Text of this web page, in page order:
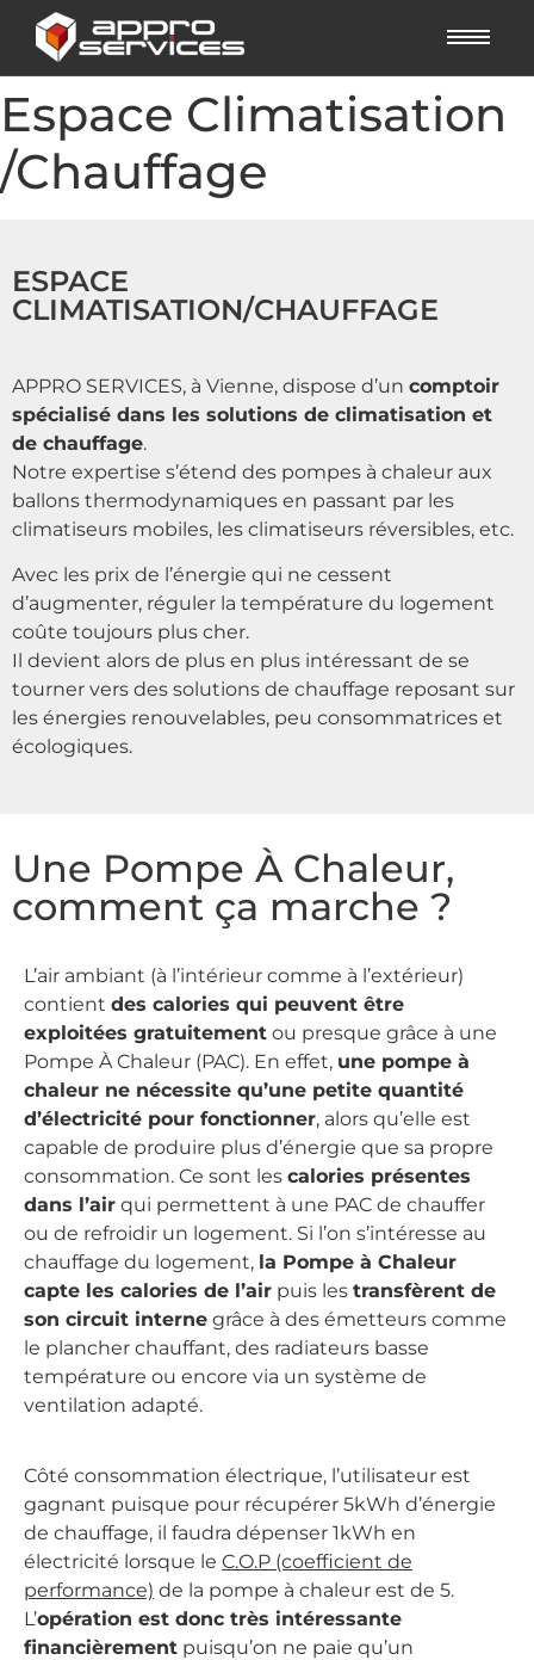
Espace Climatisation
/Chauffage
ESPACE
CLIMATISATION/CHAUFFAGE
APPRO SERVICES, à Vienne, dispose d’un comptoir
spécialisé dans les solutions de climatisation et
de chauffage.
Notre expertise s’étend des pompes à chaleur aux
ballons thermodynamiques en passant par les
climatiseurs mobiles, les climatiseurs réversibles, etc.
Avec les prix de l’énergie qui ne cessent
d’augmenter, réguler la température du logement
coûte toujours plus cher.
Il devient alors de plus en plus intéressant de se
tourner vers des solutions de chauffage reposant sur
les énergies renouvelables, peu consommatrices et
écologiques.
Une Pompe À Chaleur,
comment ça marche ?
L’air ambiant (à l’intérieur comme à l’extérieur)
contient des calories qui peuvent être
exploitées gratuitement ou presque grâce à une
Pompe À Chaleur (PAC). En effet, une pompe à
chaleur ne nécessite qu’une petite quantité
d’électricité pour fonctionner, alors qu’elle est
capable de produire plus d’énergie que sa propre
consommation. Ce sont les calories présentes
dans l’air qui permettent à une PAC de chauffer
ou de refroidir un logement. Si l’on s’intéresse au
chauffage du logement, la Pompe à Chaleur
capte les calories de l’air puis les transfèrent de
son circuit interne grâce à des émetteurs comme
le plancher chauffant, des radiateurs basse
température ou encore via un système de
ventilation adapté.
Côté consommation électrique, l’utilisateur est
gagnant puisque pour récupérer 5kWh d’énergie
de chauffage, il faudra dépenser 1kWh en
électricité lorsque le C.O.P (coefficient de
performance) de la pompe à chaleur est de 5.
L’opération est donc très intéressante
financièrement puisqu’on ne paie qu’un